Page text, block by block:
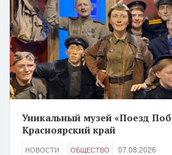
Уникальный музей «Поезд
Красноярский край
НОВОСТИ ОБЩЕСТВО 07.08.2026